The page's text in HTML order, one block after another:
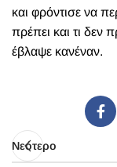
και φρόντισε να
πρέπει και τι δεν
έβλαψε κανέναν.
Νεότερο